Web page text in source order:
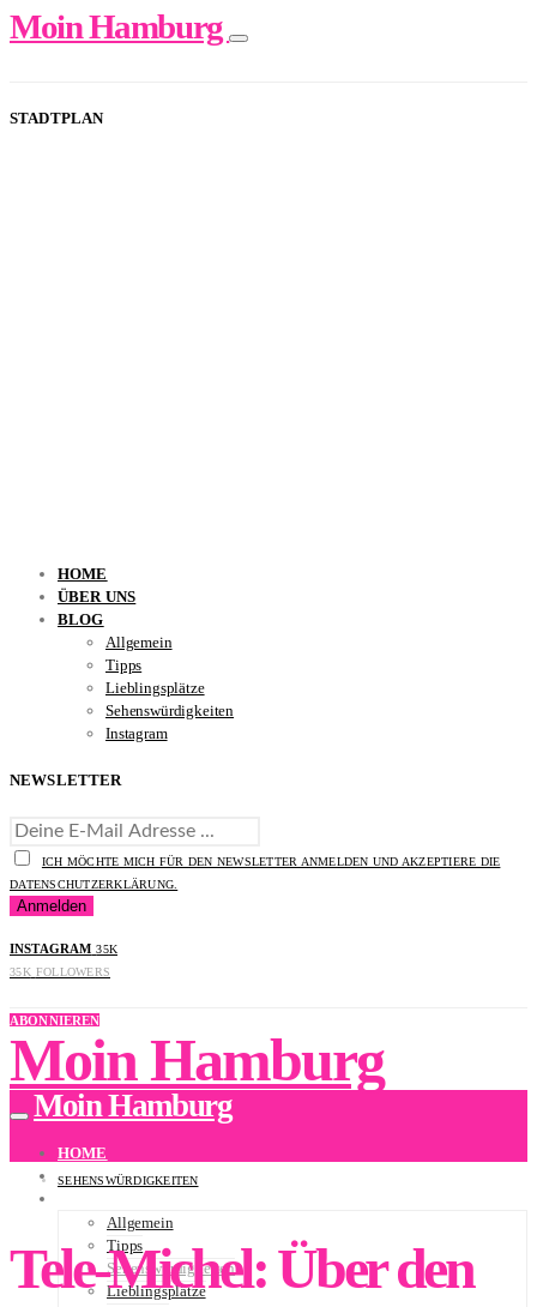
Moin Hamburg
STADTPLAN
HOME
ÜBER UNS
BLOG
Allgemein
Tipps
Lieblingsplätze
Sehenswürdigkeiten
Instagram
NEWSLETTER
ICH MÖCHTE MICH FÜR DEN NEWSLETTER ANMELDEN UND AKZEPTIERE DIE
DATENSCHUTZERKLÄRUNG.
INSTAGRAM 35K
35K FOLLOWERS
ABONNIEREN
Moin Hamburg
Moin Hamburg
HOME
ÜBER UNS
Allgemein
Tipps
Sehenswürdigkeiten
Lieblingsplätze
SEHENSWÜRDIGKEITEN
Tele-Michel: Über den